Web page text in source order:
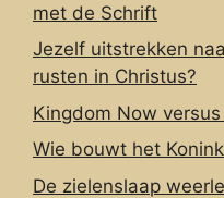
met de Schrift
Jezelf uitstrekken
rusten in Christus?
Kingdom Now
Wie bouwt het
De zielenslaap